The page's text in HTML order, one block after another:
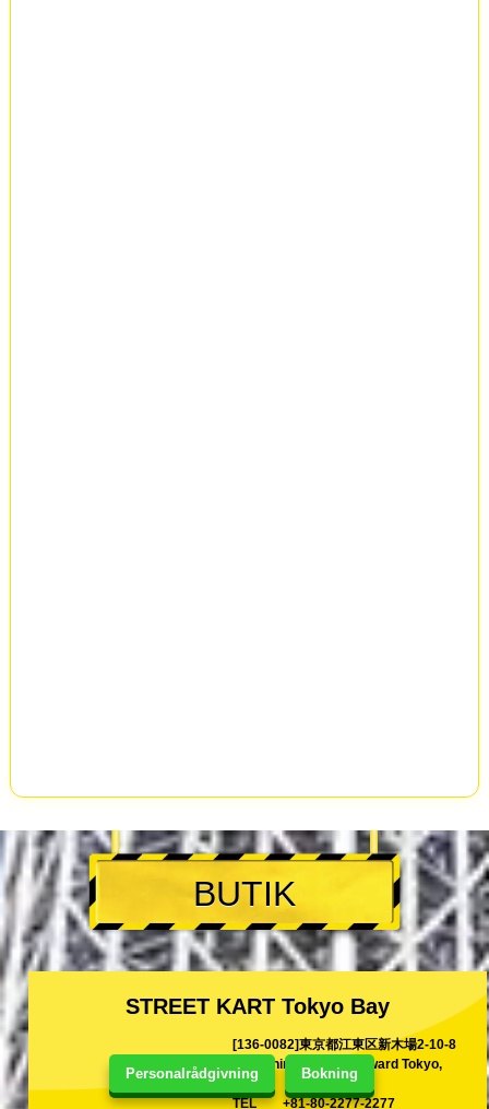
Personalrådgivning Bokning
BUTIK
STREET KART Tokyo Bay
[136-0082]東京都江東区新木場2-10-8
2-10 Shinkiba Koutoh ward Tokyo,
Japan
TEL
+81-80-2277-2277